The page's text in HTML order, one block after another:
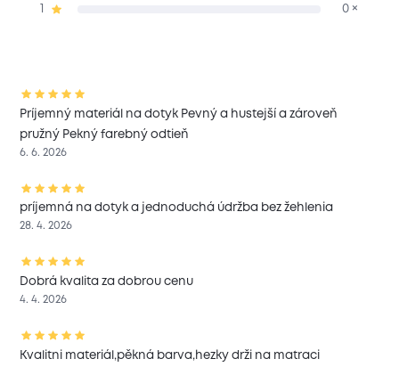
0 ×
Príjemný materiál na dotyk Pevný a hustejší a zároveň
pružný Pekný farebný odtieň
6. 6. 2026
príjemná na dotyk a jednoduchá údržba bez žehlenia
28. 4. 2026
Dobrá kvalita za dobrou cenu
4. 4. 2026
Kvalitni materiál,pěkná barva,hezky drži na matraci